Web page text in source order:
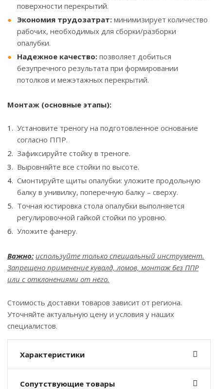
поверхности перекрытий.
Экономия трудозатрат: минимизирует количество
рабочих, необходимых для сборки/разборки
опалубки.
Надежное качество: позволяет добиться
безупречного результата при формировании
потолков и межэтажных перекрытий.
Монтаж (основные этапы):
Установите треногу на подготовленное основание
согласно ППР.
Зафиксируйте стойку в треноге.
Выровняйте все стойки по высоте.
Смонтируйте щиты опалубки: уложите продольную
балку в унивилку, поперечную балку – сверху.
Точная юстировка стола опалубки выполняется
регулировочной гайкой стойки по уровню.
Уложите фанеру.
Важно: используйте только специальный инструмент.
Запрещено применение кувалд, ломов, монтаж без ППР
или с отклонениями от него.
Стоимость доставки товаров зависит от региона.
Уточняйте актуальную цену и условия у наших
специалистов.
Характеристики
Сопутствующие товары